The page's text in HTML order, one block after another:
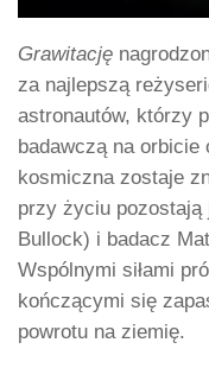
Grawitację
za najlepszą
astronautów, którzy
badawczą na orbicie
kosmiczna zostaje
przy życiu pozostają
Bullock) i badacz
Wspólnymi siłami
kończącymi się
powrotu na ziemię.